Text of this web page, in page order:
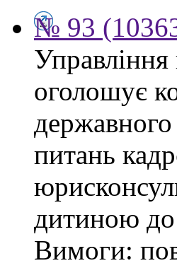
№ 93
Управління
оголошує
питань
дитиною до
Вимоги: